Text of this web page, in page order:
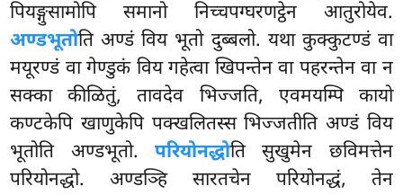
पियङ्गुसामोपि समानो निच्चपग्घरणट्ठेन आतुरोयेव.
अण्डभूतोति अण्डं विय भूतो दुब्बलो. यथा कुक्कुटण्डं वा
मयूरण्डं वा गेण्डुकं विय गहेत्वा खिपन्तेन वा पहरन्तेन वा न
सक्का कीळितुं, तावदेव भिज्जति, एवमयम्पि कायो
कण्टकेपि खाणुकेपि पक्खलितस्स भिज्जतीति अण्डं विय
भूतोति अण्डभूतो. परियोनद्धोति सुखुमेन छविमत्तेन
परियोनद्धो. अण्डञ्हि सारतचेन परियोनद्धं, तेन